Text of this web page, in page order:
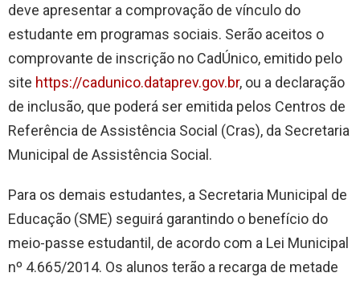
deve apresentar a comprovação de vínculo do
estudante em programas sociais. Serão aceitos o
comprovante de inscrição no CadÚnico, emitido pelo
site https://cadunico.dataprev.gov.br, ou a declaração
de inclusão, que poderá ser emitida pelos Centros de
Referência de Assistência Social (Cras), da Secretaria
Municipal de Assistência Social.
Para os demais estudantes, a Secretaria Municipal de
Educação (SME) seguirá garantindo o benefício do
meio-passe estudantil, de acordo com a Lei Municipal
nº 4.665/2014. Os alunos terão a recarga de metade